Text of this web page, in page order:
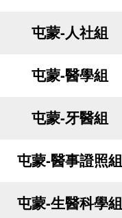
屯蒙-人社組
屯蒙-醫學組
屯蒙-牙醫組
屯蒙-醫事證照組
屯蒙-生醫科學組